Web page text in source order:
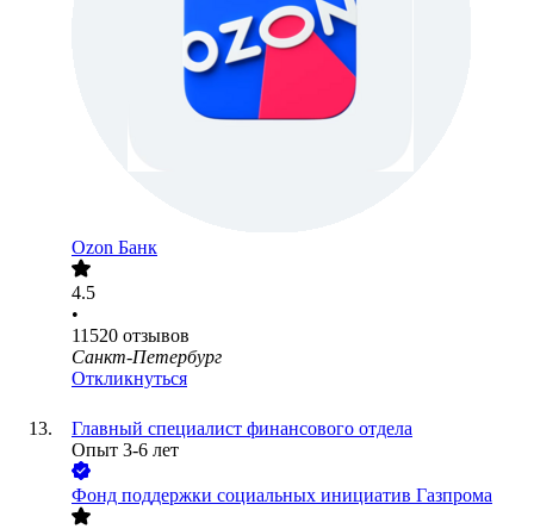
Ozon Банк
4.5
•
11520 отзывов
Санкт-Петербург
Откликнуться
Главный специалист финансового отдела
Опыт 3-6 лет
Фонд поддержки социальных инициатив Газпрома